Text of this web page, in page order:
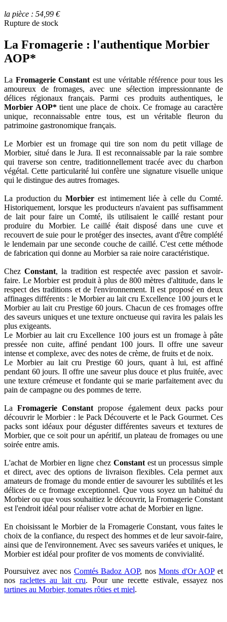
la pièce : 54,99 €
Rupture de stock
La Fromagerie : l'authentique Morbier
AOP*
La Fromagerie Constant est une véritable référence pour tous les
amoureux de fromages, avec une sélection impressionnante de
délices régionaux français. Parmi ces produits authentiques, le
Morbier AOP*tient une place de choix. Ce fromage au caractère
unique, reconnaissable entre tous, est un véritable fleuron du
patrimoine gastronomique français.
Le Morbier est un fromage qui tire son nom du petit village de
Morbier, situé dans le Jura. Il est reconnaissable par la raie sombre
qui traverse son centre, traditionnellement tracée avec du charbon
végétal. Cette particularité lui confère une signature visuelle unique
qui le distingue des autres fromages.
La production duMorbier est intimement liée à celle du Comté.
Historiquement, lorsque les producteurs n'avaient pas suffisamment
de lait pour faire un Comté, ils utilisaient le caillé restant pour
produire du Morbier. Le caillé était disposé dans une cuve et
recouvert de suie pour le protéger des insectes, avant d'être complété
le lendemain par une seconde couche de caillé. C'est cette méthode
de fabrication qui donne au Morbier sa raie noire caractéristique.
ChezConstant, la tradition est respectée avec passion et savoir-
faire. Le Morbier est produit à plus de 800 mètres d'altitude, dans le
respect des traditions et de l'environnement. Il est proposé en deux
affinages différents : le Morbier au lait cru Excellence 100 jours et le
Morbier au lait cru Prestige 60 jours. Chacun de ces fromages offre
des saveurs uniques et une texture onctueuse qui ravira les palais les
plus exigeants.
Le Morbier au lait cru Excellence 100 jours est un fromage à pâte
pressée non cuite, affiné pendant 100 jours. Il offre une saveur
intense et complexe, avec des notes de crème, de fruits et de noix.
Le Morbier au lait cru Prestige 60 jours, quant à lui, est affiné
pendant 60 jours. Il offre une saveur plus douce et plus fruitée, avec
une texture crémeuse et fondante qui se marie parfaitement avec du
pain de campagne ou des pommes de terre.
LaFromagerie Constant propose également deux packs pour
découvrir le Morbier : le Pack Découverte et le Pack Gourmet. Ces
packs sont idéaux pour déguster différentes saveurs et textures de
Morbier, que ce soit pour un apéritif, un plateau de fromages ou une
soirée entre amis.
L'achat de Morbier en ligne chez Constant est un processus simple
et direct, avec des options de livraison flexibles. Cela permet aux
amateurs de fromage du monde entier de savourer les subtilités et les
délices de ce fromage exceptionnel. Que vous soyez un habitué du
Morbier ou que vous souhaitiez le découvrir, la Fromagerie Constant
est l'endroit idéal pour réaliser votre achat de Morbier en ligne.
En choisissant le Morbier de la Fromagerie Constant, vous faites le
choix de la confiance, du respect des hommes et de leur savoir-faire,
ainsi que de l'environnement. Avec ses saveurs variées et uniques, le
Morbier est idéal pour profiter de vos moments de convivialité.
Poursuivez avec nos Comtés Badoz AOP, nosMonts d'Or AOPet
nos raclettes au lait cru. Pour une recette estivale, essayez nos
tartines au Morbier, tomates rôties et miel.